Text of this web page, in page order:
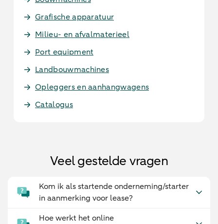
Grafische apparatuur
Milieu- en afvalmaterieel
Port equipment
Landbouwmachines
Opleggers en aanhangwagens
Catalogus
Veel gestelde vragen
Kom ik als startende onderneming/starter
in aanmerking voor lease?
Hoe werkt het online